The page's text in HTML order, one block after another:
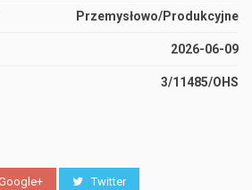
Przemysłowo/Produkcyjne
2026-06-09
3/11485/OHS
Twitter